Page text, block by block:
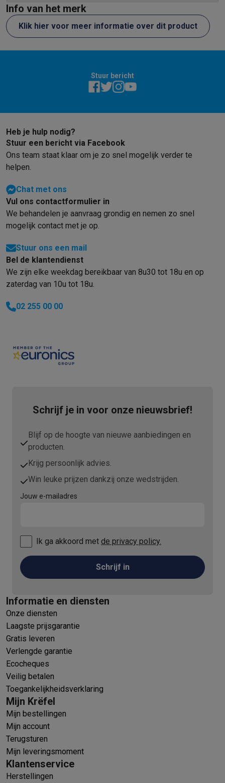
het gebruik
Info van het merk
Klik hier voor meer informatie over dit product
Stuur bericht
Heb je hulp nodig?
Stuur een bericht via Facebook
Ons team staat klaar om je zo snel mogelijk verder te
helpen.
Chat met ons
Vul ons contactformulier in
We behandelen je aanvraag grondig en nemen zo snel
mogelijk contact met je op.
Stuur ons een mail
Bel de klantendienst
We zijn elke weekdag bereikbaar van 8u30 tot 18u en op
zaterdag van 10u tot 18u.
02 255 00 00
Schrijf je in voor onze nieuwsbrief!
Blijf op de hoogte van nieuwe aanbiedingen en
producten.
Krijg persoonlijk advies.
Win leuke prijzen dankzij onze wedstrijden.
Jouw e-mailadres
Ik ga akkoord met de privacy policy.
Schrijf in
Informatie en diensten
Onze diensten
Laagste prijsgarantie
Gratis leveren
Verlengde garantie
Ecocheques
Veilig betalen
Toegankelijkheidsverklaring
Mijn Krëfel
Mijn bestellingen
Mijn account
Terugsturen
Mijn leveringsmoment
Klantenservice
Herstellingen